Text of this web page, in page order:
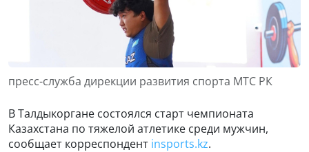
пресс-служба дирекции развития спорта МТС РК
В Талдыкоргане состоялся старт чемпионата
Казахстана по тяжелой атлетике среди мужчин,
сообщает корреспондент insports.kz.